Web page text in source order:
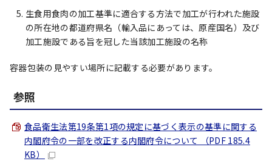
生食用食肉の加工基準に適合する方法で加工が行われた施設
の所在地の都道府県名（輸入品にあっては、原産国名）及び
加工施設である旨を冠した当該加工施設の名称
容器包装の見やすい場所に記載する必要があります。
参照
食品衛生法第19条第1項の規定に基づく表示の基準に関する
内閣府令の一部を改正する内閣府令について （PDF 185.4
KB）